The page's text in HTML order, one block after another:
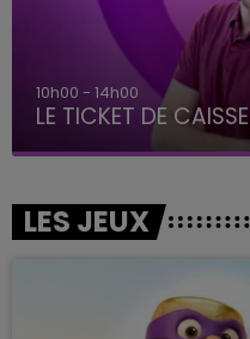
10h00 - 14h00
LE TICKET DE CAISSE
LES JEUX